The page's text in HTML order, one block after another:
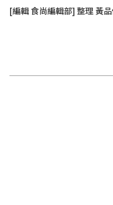
[編輯 食尚編輯部] 整理 黃